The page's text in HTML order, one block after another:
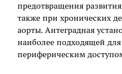
предотвращения
также при хронических
аорты. Антеградная
наиболее подходящей
периферическим